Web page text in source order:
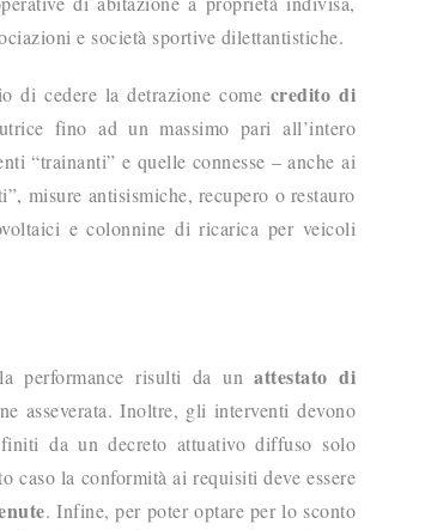
e società sportive dilettantistiche.
di cedere la detrazione come credito di
fino ad un massimo pari all’intero
“trainanti” e quelle connesse – anche ai
misure antisismiche, recupero o restauro
e colonnine di ricarica per veicoli
performance risulti da unattestato di
asseverata. Inoltre, gli interventi devono
da un decreto attuativo diffuso solo
caso la conformità ai requisiti deve essere
. Infine, per poter optare per lo sconto